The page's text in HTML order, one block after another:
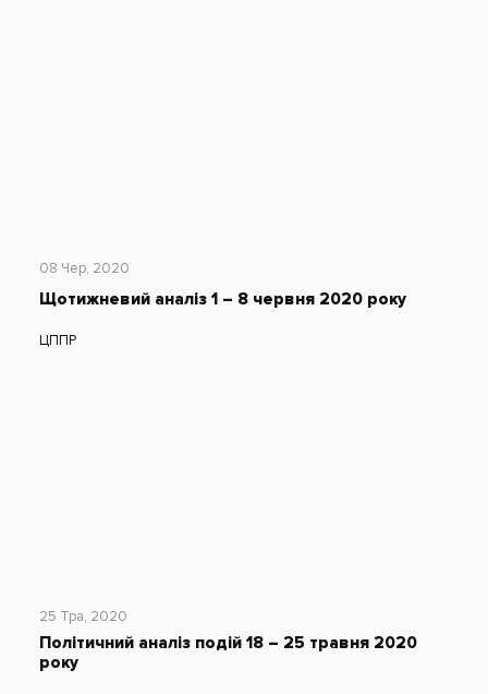
08 Чер, 2020
Щотижневий аналіз 1 – 8 червня 2020 року
ЦППР
25 Тра, 2020
Політичний аналіз подій 18 – 25 травня 2020
року